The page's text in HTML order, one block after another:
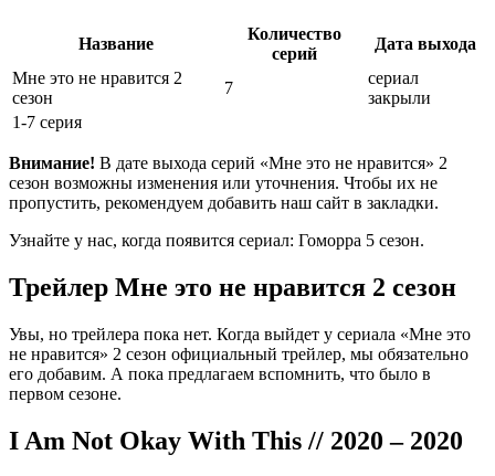
Название
Количество
серий
Дата выхода
Мне это не нравится 2
сезон
7
сериал
закрыли
1-7 серия
Внимание! В дате выхода серий «Мне это не нравится» 2
сезон возможны изменения или уточнения. Чтобы их не
пропустить, рекомендуем добавить наш сайт в закладки.
Узнайте у нас, когда появится сериал: Гоморра 5 сезон.
Трейлер Мне это не нравится 2 сезон
Увы, но трейлера пока нет. Когда выйдет у сериала «Мне это
не нравится» 2 сезон официальный трейлер, мы обязательно
его добавим. А пока предлагаем вспомнить, что было в
первом сезоне.
I Am Not Okay With This // 2020 – 2020